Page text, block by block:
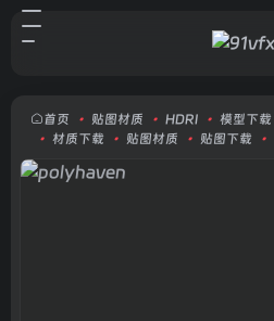
首页 • 贴图材质 • HDRI • 模型下载
• 材质下载 • 贴图材质 • 贴图下载 •